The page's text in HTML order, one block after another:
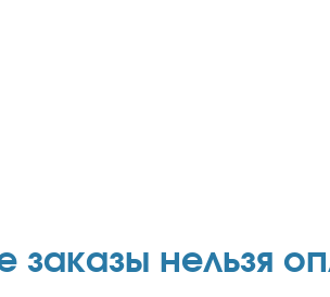
заказы нельзя